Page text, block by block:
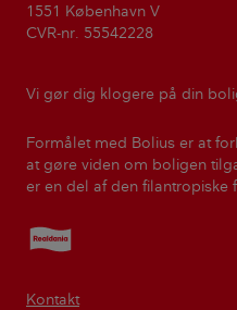
1551 København V
CVR-nr. 55542228
Vi gør dig klogere på din
Formålet med Bolius er at
at gøre viden om boligen
er en del af den filantropiske
Realdania
Kontakt